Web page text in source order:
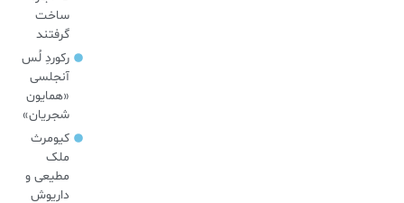
ساخت
گرفتند
رکوردِ لُس
آنجلسی
«همایون
شجریان»
کیومرث
ملک
مطیعی و
داریوش